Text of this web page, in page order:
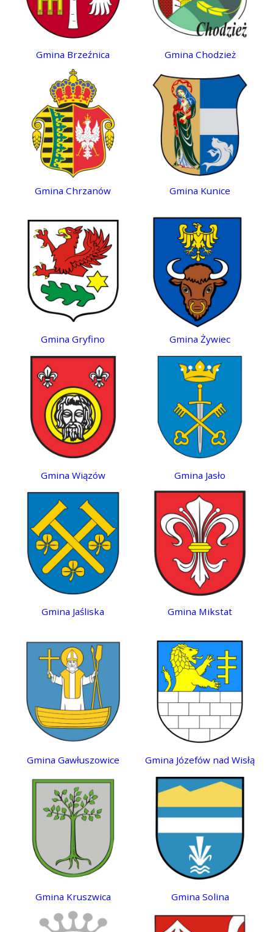
Gmina Brzeźnica Gmina Chodzież
Gmina Chrzanów Gmina Kunice
Gmina Gryfino Gmina Żywiec
Gmina Wiązów Gmina Jasło
Gmina Jaśliska Gmina Mikstat
Gmina Gawłuszowice Gmina Józefów nad Wisłą
Gmina Kruszwica Gmina Solina